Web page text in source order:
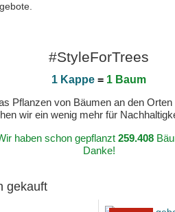
#StyleForTrees
1 Kappe = 1 Baum
Pflanzen von Bäumen an den
wir ein wenig mehr für
haben schon gepflanzt 259.408
Danke!
gekauft